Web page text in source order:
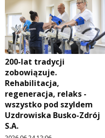
200-lat tradycji
zobowiązuje.
Rehabilitacja,
regeneracja, relaks -
wszystko pod szyldem
Uzdrowiska Busko-Zdrój
S.A.